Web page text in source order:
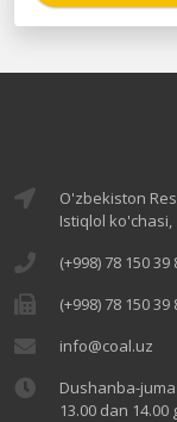
O'zbekiston
Istiqlol ko'chasi,
(+998) 78 150 39
(+998) 78 150 39
info@coal.uz
Dushanba-
13.00 dan 14.00